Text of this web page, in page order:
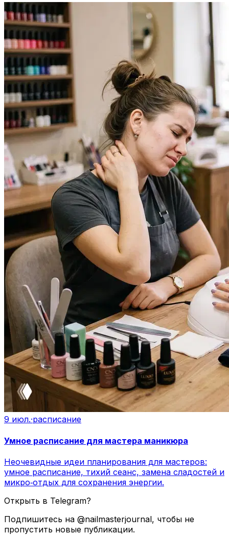
9 июл.·расписание
Умное расписание для мастера маникюра
Неочевидные идеи планирования для мастеров:
умное расписание, тихий сеанс, замена сладостей и
микро‑отдых для сохранения энергии.
Открыть в Telegram?
Подпишитесь на @nailmasterjournal, чтобы не
пропустить новые публикации.